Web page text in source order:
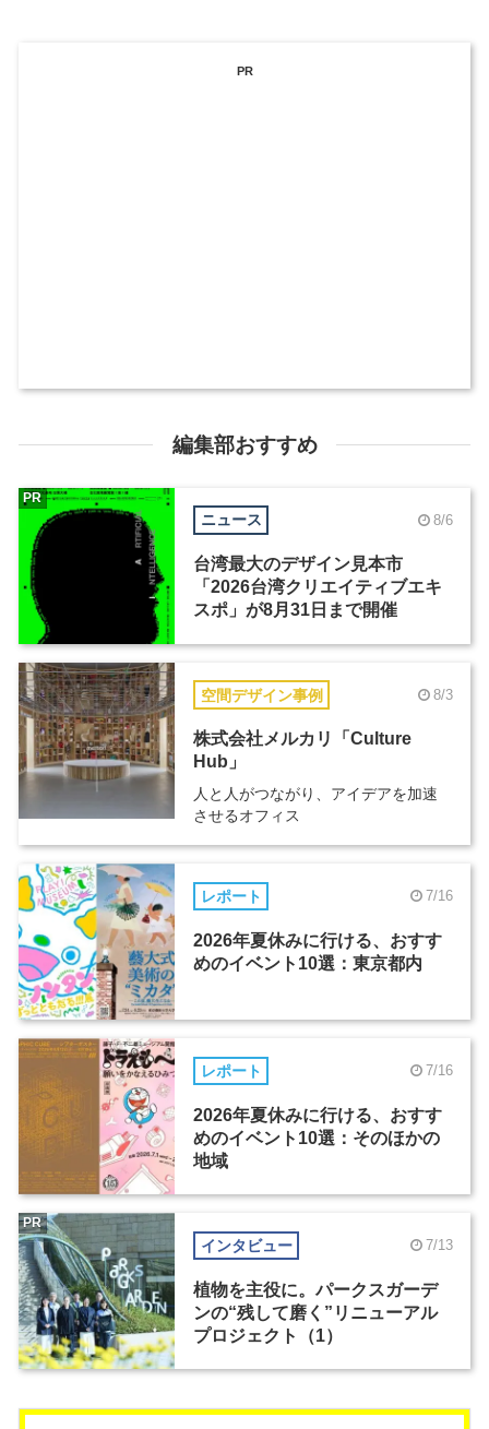
PR
編集部おすすめ
ニュース 8/6
台湾最大のデザイン見本市
「2026台湾クリエイティブエキ
スポ」が8月31日まで開催
PR
空間デザイン事例 8/3
株式会社メルカリ「Culture
Hub」
人と人がつながり、アイデアを加速
させるオフィス
レポート 7/16
2026年夏休みに行ける、おすす
めのイベント10選：東京都内
レポート 7/16
2026年夏休みに行ける、おすす
めのイベント10選：そのほかの
地域
インタビュー 7/13
植物を主役に。パークスガーデ
ンの“残して磨く”リニューアル
プロジェクト（1）
PR